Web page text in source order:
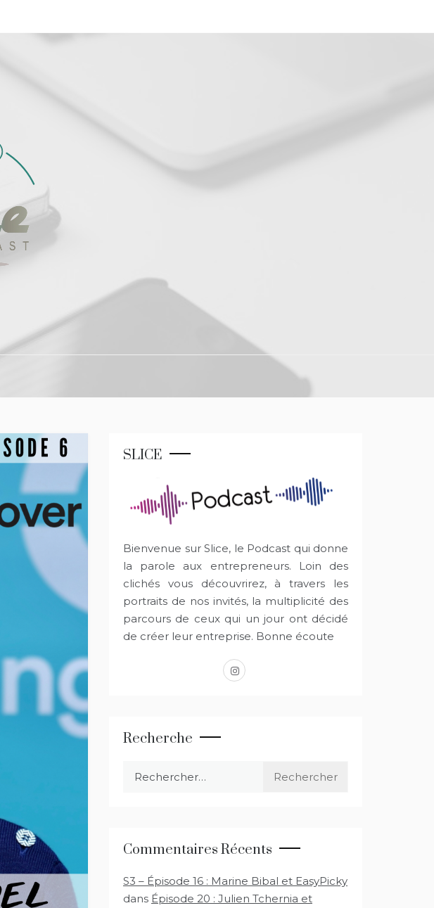
SLICE
Bienvenue sur Slice, le Podcast qui donne
la parole aux entrepreneurs. Loin des
clichés vous découvrirez, à travers les
portraits de nos invités, la multiplicité des
parcours de ceux qui un jour ont décidé
de créer leur entreprise. Bonne écoute
instagram
Recherche
Commentaires Récents
S3 – Épisode 16 : Marine Bibal et EasyPicky
dans Épisode 20 : Julien Tchernia et